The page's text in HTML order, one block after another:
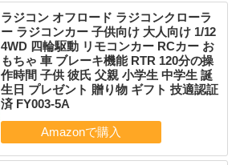
ラジコン オフロード ラジコンクローラ
ー ラジコンカー 子供向け 大人向け 1/12
4WD 四輪駆動 リモコンカー RCカー お
もちゃ 車 ブレーキ機能 RTR 120分の操
作時間 子供 彼氏 父親 小学生 中学生 誕
生日 プレゼント 贈り物 ギフト 技適認証
済 FY003-5A